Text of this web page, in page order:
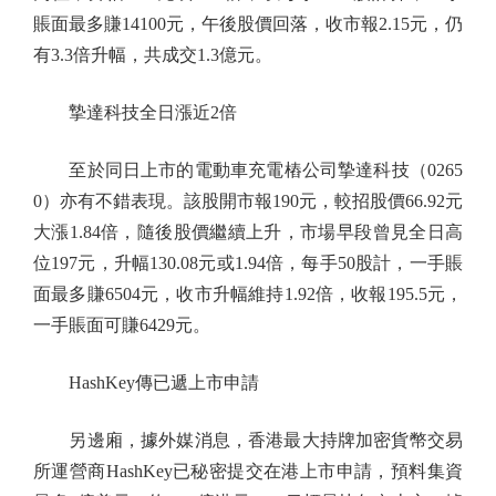
賬面最多賺14100元，午後股價回落，收市報2.15元，仍
有3.3倍升幅，共成交1.3億元。
摯達科技全日漲近2倍
至於同日上市的電動車充電樁公司摯達科技（0265
0）亦有不錯表現。該股開市報190元，較招股價66.92元
大漲1.84倍，隨後股價繼續上升，市場早段曾見全日高
位197元，升幅130.08元或1.94倍，每手50股計，一手賬
面最多賺6504元，收市升幅維持1.92倍，收報195.5元，
一手賬面可賺6429元。
HashKey傳已遞上市申請
另邊廂，據外媒消息，香港最大持牌加密貨幣交易
所運營商HashKey已秘密提交在港上市申請，預料集資